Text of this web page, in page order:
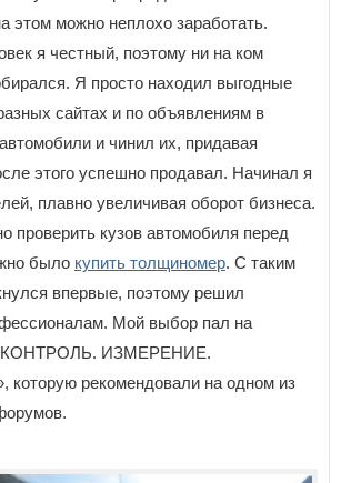
этом можно неплохо заработать.
я честный, поэтому ни на ком
Я просто находил выгодные
сайтах и по объявлениям в
и чинил их, придавая
этого успешно продавал. Начинал я
плавно увеличивая оборот бизнеса.
проверить кузов автомобиля перед
было купить толщиномер. С таким
впервые, поэтому решил
Мой выбор пал на
ИЗМЕРЕНИЕ.
рекомендовали на одном из